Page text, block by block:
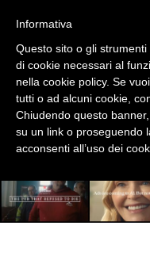
DATI
RICERCHE
PREVISIONI/SCENARI
TREND
Informativa
Questo sito o gli
di cookie necessari al
nella cookie policy. Se
tutti o ad alcuni cookie,
Chiudendo questo
su un link o proseguendo
acconsenti all’uso dei